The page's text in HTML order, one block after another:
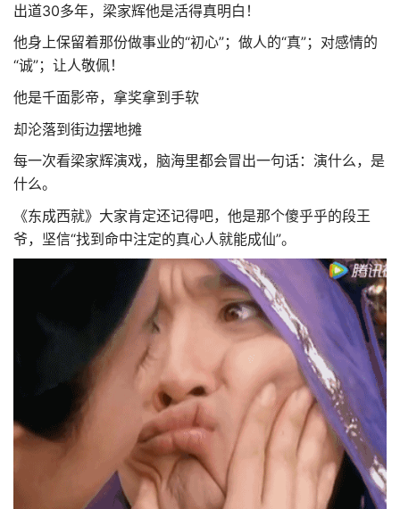
出道30多年，梁家辉他是活得真明白！
他身上保留着那份做事业的“初心”；做人的“真”；对感情的
“诚”；让人敬佩！
他是千面影帝，拿奖拿到手软
却沦落到街边摆地摊
每一次看梁家辉演戏，脑海里都会冒出一句话：演什么，是
什么。
《东成西就》大家肯定还记得吧，他是那个傻乎乎的段王
爷，坚信“找到命中注定的真心人就能成仙”。